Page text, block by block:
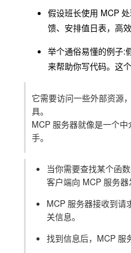
假设班长使用 MCP
馈、安排值日表，高效
举个通俗易懂的例子:
来帮助你写代码。这
它需要访问一些外部资源
具。
MCP 服务器就像是一个
手。
当你需要查找某个函
客户端向 MCP 服务器
MCP 服务器接收到请
关信息。
找到信息后，MCP 服